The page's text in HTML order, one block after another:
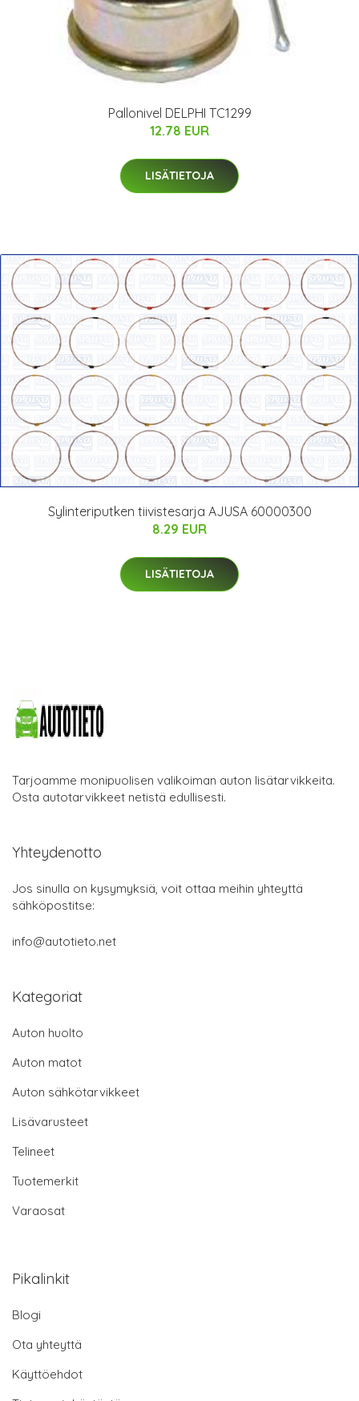
Pallonivel DELPHI TC1299
12.78 EUR
LISÄTIETOJA
Sylinteriputken tiivistesarja AJUSA 60000300
8.29 EUR
LISÄTIETOJA
Tarjoamme monipuolisen valikoiman auton lisätarvikkeita.
Osta autotarvikkeet netistä edullisesti.
Yhteydenotto
Jos sinulla on kysymyksiä, voit ottaa meihin yhteyttä
sähköpostitse:
info@autotieto.net
Kategoriat
Auton huolto
Auton matot
Auton sähkötarvikkeet
Lisävarusteet
Telineet
Tuotemerkit
Varaosat
Pikalinkit
Blogi
Ota yhteyttä
Käyttöehdot